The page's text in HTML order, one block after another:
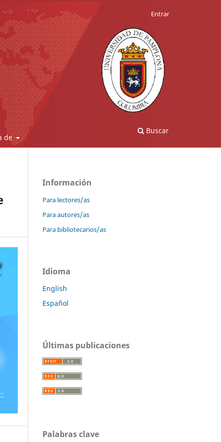
de
Buscar
Entrar
Información
Para lectores/as
Para autores/as
Para bibliotecarios/as
Idioma
English
Español
Últimas publicaciones
Palabras clave